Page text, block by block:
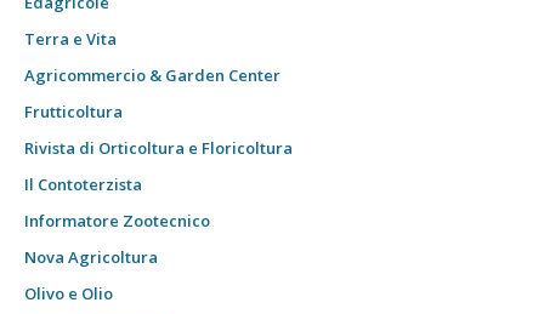
Terra e Vita
Agricommercio & Garden Center
Frutticoltura
Rivista di Orticoltura e Floricoltura
Il Contoterzista
Informatore Zootecnico
Nova Agricoltura
Olivo e Olio